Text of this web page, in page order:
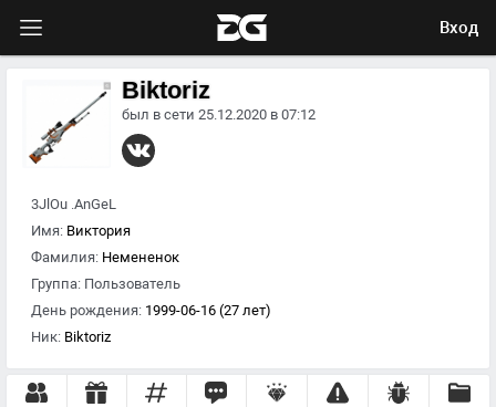
Вход
3JlOu .AnGeL
Имя: Виктория
Фамилия: Немененок
Группа: Пользователь
День рождения: 1999-06-16 (27 лет)
Ник: Biktoriz
Biktoriz
был в сети 25.12.2020 в 07:12